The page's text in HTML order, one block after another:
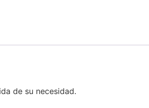
de su necesidad.